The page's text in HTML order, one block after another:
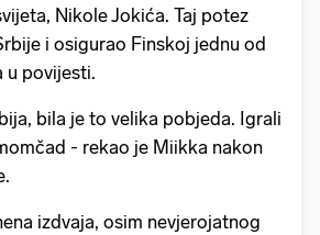
Nikole Jokića. Taj potez
i osigurao Finskoj jednu od
u povijesti.
bila je to velika pobjeda. Igrali
- rekao je Miikka nakon
izdvaja, osim nevjerojatnog